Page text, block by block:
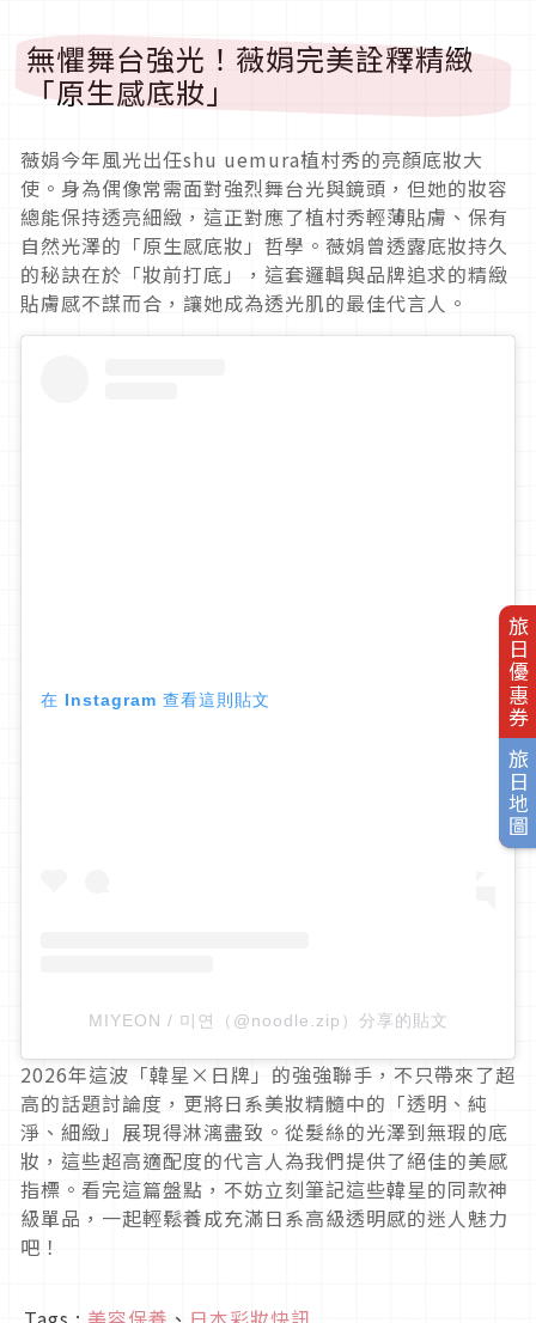
旅日優惠券
旅日地圖
無懼舞台強光！薇娟完美詮釋精緻
「原生感底妝」
薇娟今年風光出任shu uemura植村秀的亮顏底妝大
使。身為偶像常需面對強烈舞台光與鏡頭，但她的妝容
總能保持透亮細緻，這正對應了植村秀輕薄貼膚、保有
自然光澤的「原生感底妝」哲學。薇娟曾透露底妝持久
的秘訣在於「妝前打底」，這套邏輯與品牌追求的精緻
貼膚感不謀而合，讓她成為透光肌的最佳代言人。
在 Instagram 查看這則貼文
MIYEON / 미연（@noodle.zip）分享的貼文
2026年這波「韓星×日牌」的強強聯手，不只帶來了超
高的話題討論度，更將日系美妝精髓中的「透明、純
淨、細緻」展現得淋漓盡致。從髮絲的光澤到無瑕的底
妝，這些超高適配度的代言人為我們提供了絕佳的美感
指標。看完這篇盤點，不妨立刻筆記這些韓星的同款神
級單品，一起輕鬆養成充滿日系高級透明感的迷人魅力
吧！